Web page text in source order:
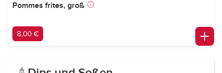
Pommes frites, groß
8,00 €